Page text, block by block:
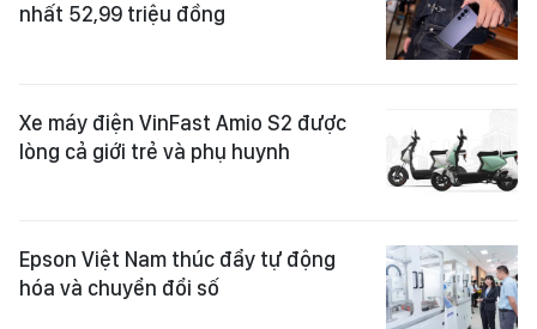
nhất 52,99 triệu đồng
Xe máy điện VinFast Amio S2 được
lòng cả giới trẻ và phụ huynh
Epson Việt Nam thúc đẩy tự động
hóa và chuyển đổi số